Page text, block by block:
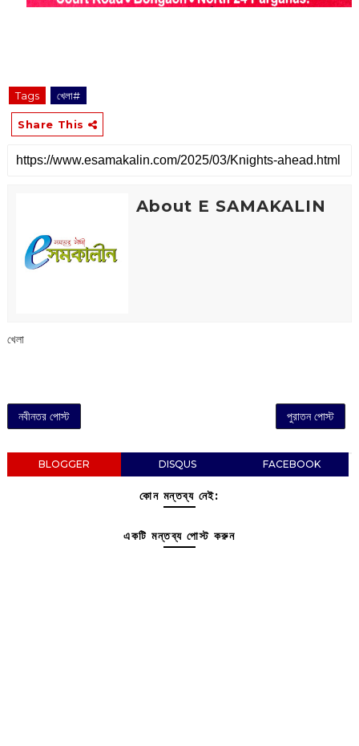
Tags খেলা#
Share This
About E SAMAKALIN
খেলা
নবীনতর পোস্ট পুরাতন পোস্ট
BLOGGER DISQUS FACEBOOK
কোন মন্তব্য নেই:
একটি মন্তব্য পোস্ট করুন